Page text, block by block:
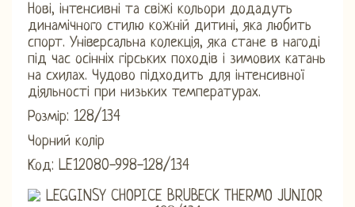
Нові, інтенсивні та свіжі кольори додадуть
динамічного стилю кожній дитині, яка любить
спорт. Універсальна колекція, яка стане в нагоді
під час осінніх гірських походів і зимових катань
на схилах. Чудово підходить для інтенсивної
діяльності при низьких температурах.
Розмір: 128/134
Чорний колір
Код: LE12080-998-128/134